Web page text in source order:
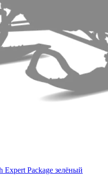
Package зелёный